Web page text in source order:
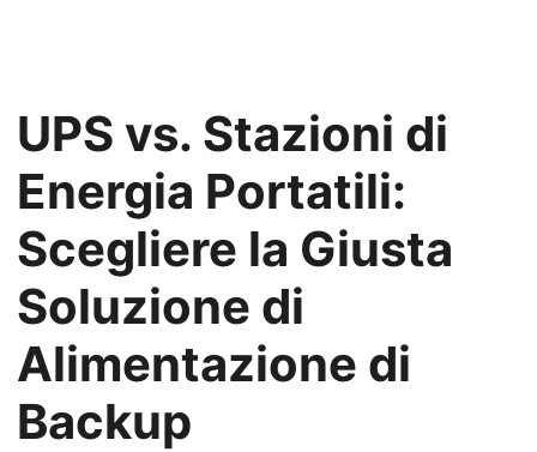
UPS vs. Stazioni di
Energia Portatili:
Scegliere la Giusta
Soluzione di
Alimentazione di
Backup